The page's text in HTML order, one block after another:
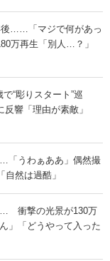
……「マジで何があっ
万再生「別人…？」
“彫りスタート”巡
響「理由が素敵」
「うわぁああ」偶然撮
自然は過酷」
衝撃の光景が130万
」「どうやって入った